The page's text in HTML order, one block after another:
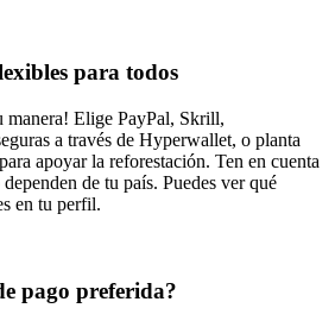
para todos
manera! Elige PayPal, Skrill,
a través de Hyperwallet, o planta
apoyar la reforestación. Ten en cuenta
de tu país. Puedes ver qué
en tu perfil.
pago preferida?